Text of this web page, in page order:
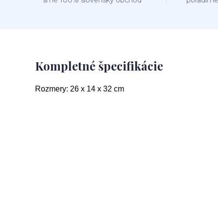
Kompletné špecifikácie
Rozmery: 26 x 14 x 32 cm